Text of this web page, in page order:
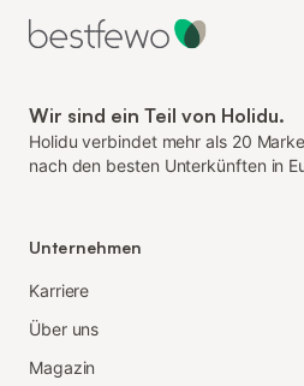
Wir sind ein Teil von Holidu.
Holidu verbindet mehr als 20
nach den besten Unterkünften in
Unternehmen
Karriere
Über uns
Magazin